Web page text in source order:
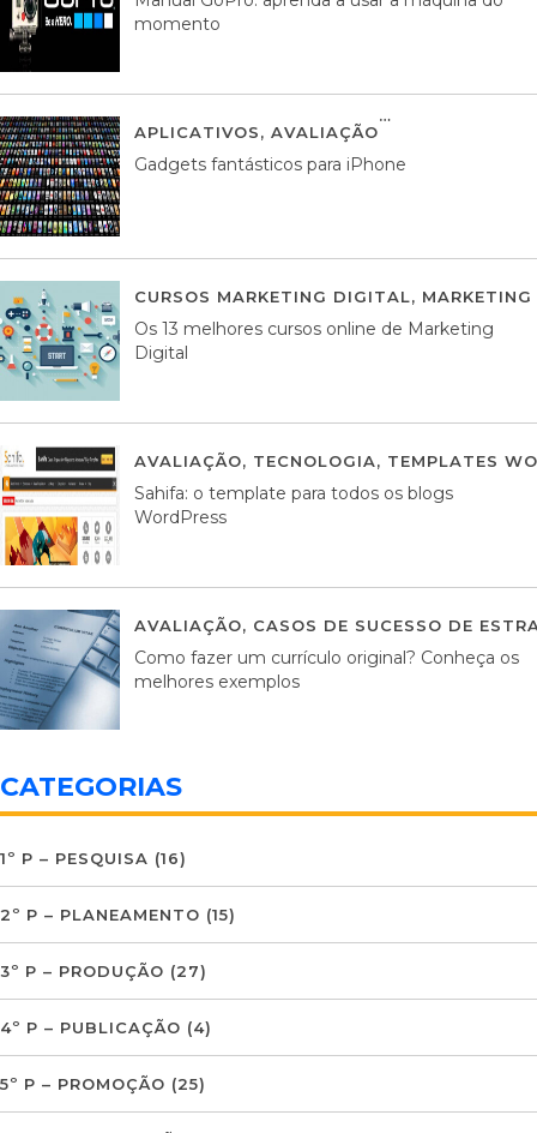
momento
APLICATIVOS, AVALIAÇÃO
Gadgets fantásticos para iPhone
CURSOS MARKETING DIGITAL,
Os 13 melhores cursos online de Marketing
Digital
AVALIAÇÃO, TECNOLOGIA, TEMPLATES
Sahifa: o template para todos os blogs
WordPress
AVALIAÇÃO, CASOS DE SUCESSO DE
Como fazer um currículo original? Conheça os
melhores exemplos
CATEGORIAS
1º P – PESQUISA (16)
2º P – PLANEAMENTO (15)
3º P – PRODUÇÃO (27)
4º P – PUBLICAÇÃO (4)
5º P – PROMOÇÃO (25)